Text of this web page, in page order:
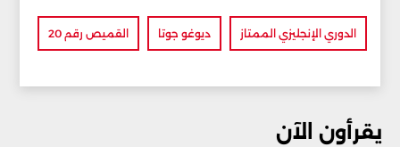
الدوري الإنجليزي الممتاز ديوغو جوتا القميص رقم 20
يقرأون الآن